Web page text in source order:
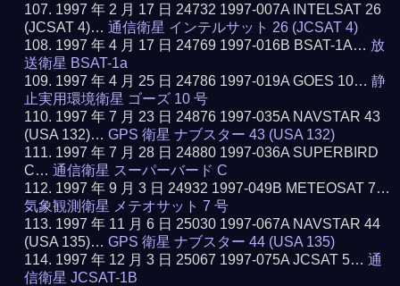
1997 年 2 月 17 日 24732 1997-007A INTELSAT 26
(JCSAT 4)…通信衛星 インテルサット 26 (JCSAT 4)
1997 年 4 月 17 日 24769 1997-016B BSAT-1A… 放
送衛星 BSAT-1a
1997 年 4 月 25 日 24786 1997-019A GOES 10…静
止実用環境衛星 ゴーズ 10 号
1997 年 7 月 23 日 24876 1997-035A NAVSTAR 43
(USA 132)…GPS 衛星 ナブスター 43 (USA 132)
1997 年 7 月 28 日 24880 1997-036A SUPERBIRD
C…通信衛星 スーパーバード C
1997 年 9 月 3 日 24932 1997-049B METEOSAT 7…
気象観測衛星 メテオサット 7 号
1997 年 11 月 6 日 25030 1997-067A NAVSTAR 44
(USA 135)…GPS 衛星 ナブスター 44 (USA 135)
1997 年 12 月 3 日 25067 1997-075A JCSAT 5…通
信衛星 JCSAT-1B